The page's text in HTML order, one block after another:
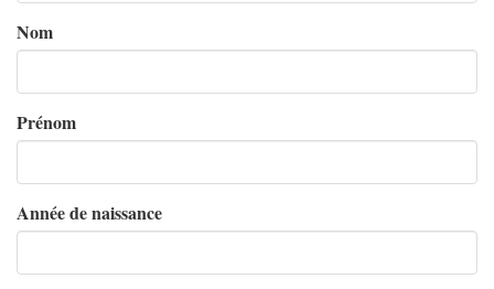
Nom
Prénom
Année de naissance